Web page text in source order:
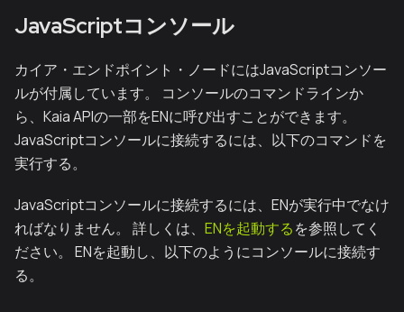
JavaScriptコンソール
カイア・エンドポイント・ノードにはJavaScriptコンソー
ルが付属しています。 コンソールのコマンドラインか
ら、Kaia APIの一部をENに呼び出すことができます。
JavaScriptコンソールに接続するには、以下のコマンドを
実行する。
JavaScriptコンソールに接続するには、ENが実行中でなけ
ればなりません。 詳しくは、 ENを起動するを参照してく
ださい。 ENを起動し、以下のようにコンソールに接続す
る。